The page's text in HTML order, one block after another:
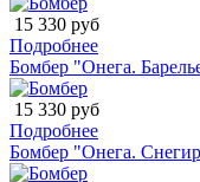
15 330 руб
Подробнее
Бомбер "Онега.
15 330 руб
Подробнее
Бомбер "Онега.